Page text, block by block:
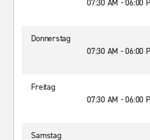
07:30 AM - 06:00
Donnerstag
07:30 AM - 06:00
Freitag
07:30 AM - 06:00
Samstag